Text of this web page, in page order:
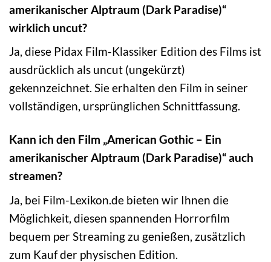
amerikanischer Alptraum (Dark Paradise)“
wirklich uncut?
Ja, diese Pidax Film-Klassiker Edition des Films ist
ausdrücklich als uncut (ungekürzt)
gekennzeichnet. Sie erhalten den Film in seiner
vollständigen, ursprünglichen Schnittfassung.
Kann ich den Film „American Gothic – Ein
amerikanischer Alptraum (Dark Paradise)“ auch
streamen?
Ja, bei Film-Lexikon.de bieten wir Ihnen die
Möglichkeit, diesen spannenden Horrorfilm
bequem per Streaming zu genießen, zusätzlich
zum Kauf der physischen Edition.